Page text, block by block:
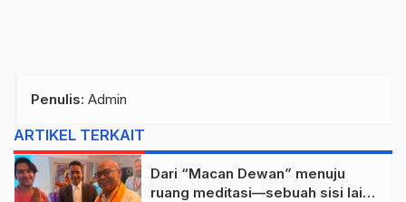
Penulis: Admin
ARTIKEL TERKAIT
Dari “Macan Dewan” menuju
ruang meditasi—sebuah sisi lain I